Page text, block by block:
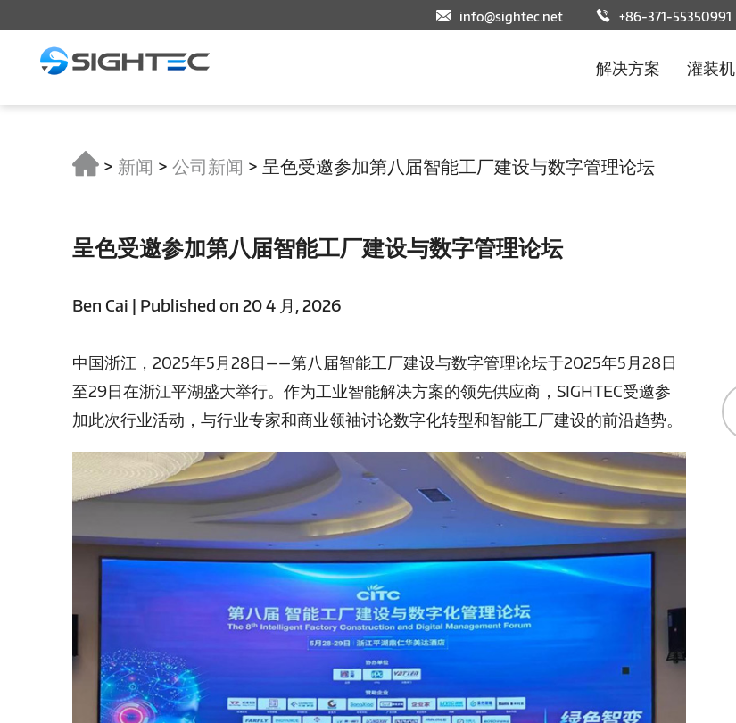
info@sightec.net +86-371-55350991
解决方案 灌装机
> 新闻 > 公司新闻 > 呈色受邀参加第八届智能工厂建设与数字管理论坛
呈色受邀参加第八届智能工厂建设与数字管理论坛
Ben Cai | Published on 20 4 月, 2026
中国浙江，2025年5月28日——第八届智能工厂建设与数字管理论坛于2025年5月28日
至29日在浙江平湖盛大举行。作为工业智能解决方案的领先供应商，SIGHTEC受邀参
加此次行业活动，与行业专家和商业领袖讨论数字化转型和智能工厂建设的前沿趋势。